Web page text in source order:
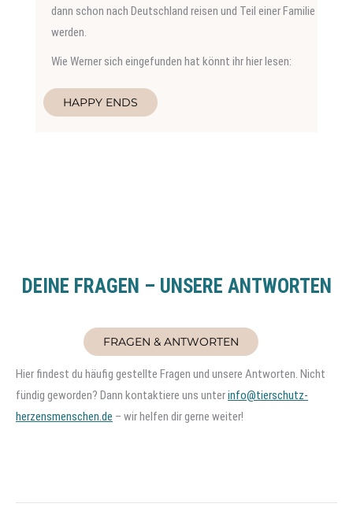
dann schon nach Deutschland reisen und Teil einer Familie
werden.
Wie Werner sich eingefunden hat könnt ihr hier lesen:
HAPPY ENDS
DEINE FRAGEN – UNSERE ANTWORTEN
FRAGEN & ANTWORTEN
Hier findest du häufig gestellte Fragen und unsere Antworten. Nicht
fündig geworden? Dann kontaktiere uns unterinfo@tierschutz-
herzensmenschen.de – wir helfen dir gerne weiter!